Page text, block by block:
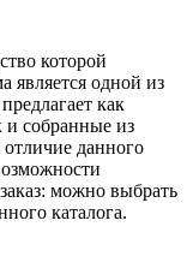
которой
является одной из
как
и собранные из
данного
можно выбрать
каталога.